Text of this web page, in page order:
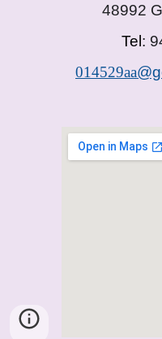
48992
Tel:
014529aa